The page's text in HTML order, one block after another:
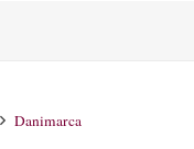
Danimarca